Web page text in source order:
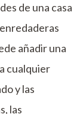
de una casa
añadir una
cualquier
y las
las